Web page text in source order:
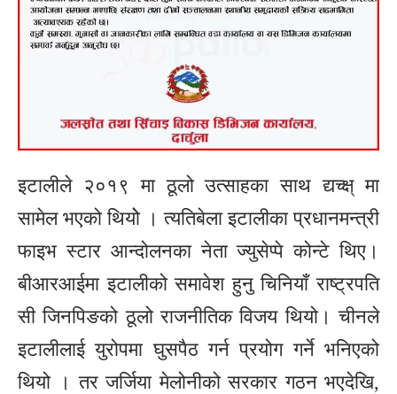
इटालीले २०१९ मा ठूलो उत्साहका साथ द्यच्क्ष् मा
सामेल भएको थियोे । त्यतिबेला इटालीका प्रधानमन्त्री
फाइभ स्टार आन्दोलनका नेता ज्युसेप्पे कोन्टे थिए।
बीआरआईमा इटालीको समावेश हुनु चिनियाँ राष्ट्रपति
सी जिनपिङको ठूलो राजनीतिक विजय थियो। चीनले
इटालीलाई युरोपमा घुसपैठ गर्न प्रयोग गर्ने भनिएको
थियो । तर जर्जिया मेलोनीको सरकार गठन भएदेखि,